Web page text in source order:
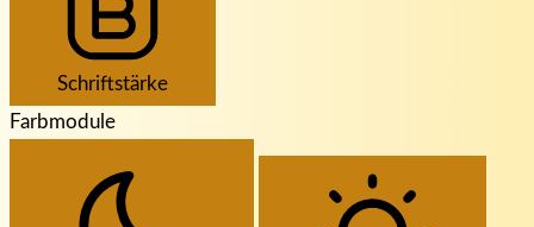
Schriftstärke
Farbmodule